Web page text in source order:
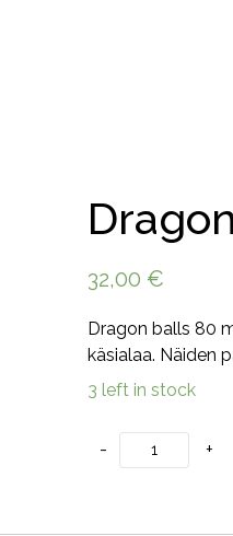
32,00 €
Dragon balls 80
käsialaa. Näiden
3 left in stock
-
Dragon
Balls
+